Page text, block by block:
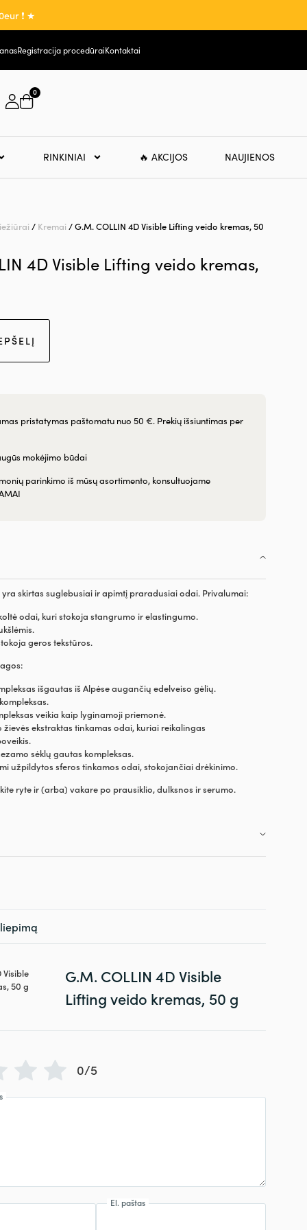
❗ ★
Registracija procedūraiKontaktai
0
RINKINIAI 🔥 AKCIJOS NAUJIENOS
/ Kremai / G.M. COLLIN 4D Visible Lifting veido kremas, 50
4D Visible Lifting veido kremas,
pristatymas paštomatu nuo 50 €. Prekių išsiuntimas per
mokėjimo būdai
parinkimo iš mūsų asortimento, konsultuojame
yra skirtas suglebusiai ir apimtį praradusiai odai. Privalumai:
odai, kuri stokoja stangrumo ir elastingumo.
geros tekstūros.
išgautas iš Alpėse augančių edelveiso gėlių.
veikia kaip lyginamoji priemonė.
žievės ekstraktas tinkamas odai, kuriai reikalingas
sėklų gautas kompleksas.
užpildytos sferos tinkamos odai, stokojančiai drėkinimo.
ryte ir (arba) vakare po prausiklio, dulksnos ir serumo.
G.M. COLLIN 4D Visible
Lifting veido kremas, 50 g
0/5
El. paštas